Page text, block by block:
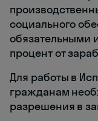
социального
обязательными
процент от
Для работы в
гражданам
разрешения в